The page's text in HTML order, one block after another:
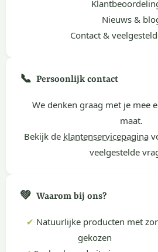
Nieuws &
Contact &
📞 Persoonlijk contact
We denken graag met je mee
maat.
Bekijk de klantenservicepagina
veelgestelde
💚 Waarom bij ons?
✔ Natuurlijke producten met
gekozen